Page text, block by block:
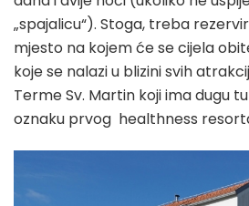
„spajalicu“). Stoga, treba
mjesto na kojem će se cijela
koje se nalazi u blizini svih
Terme Sv. Martin koji ima dugu
oznaku prvog healthness